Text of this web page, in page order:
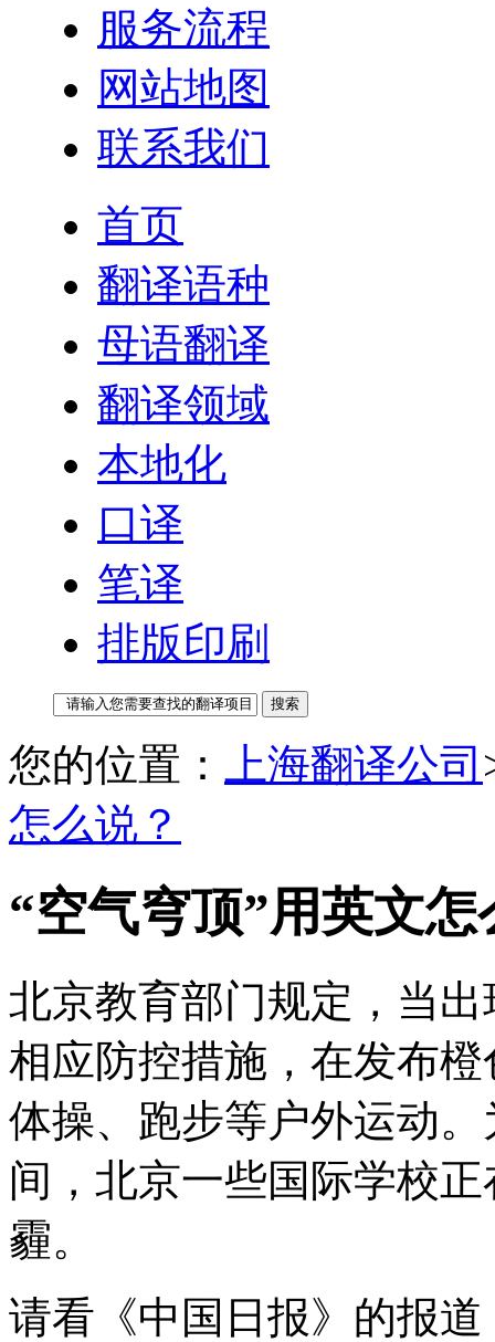
服务流程
网站地图
联系我们
首页
翻译语种
母语翻译
翻译领域
本地化
口译
笔译
排版印刷
您的位置： 上海翻译公司
怎么说？
“空气穹顶”用英文怎
北京教育部门规定，当
相应防控措施，在发布
体操、跑步等户外运动
间，北京一些国际学校
霾。
请看《中国日报》的报道